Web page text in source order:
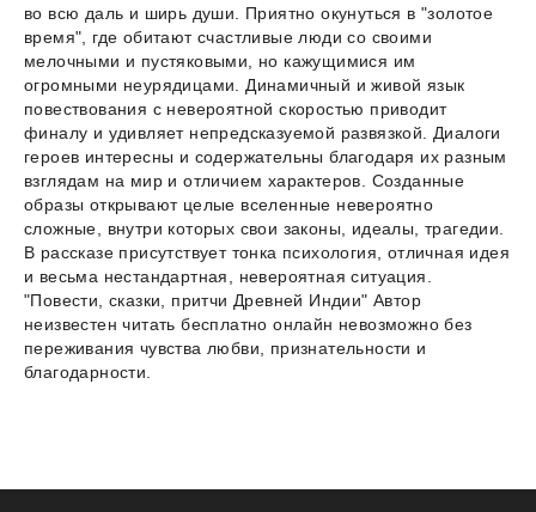
во всю даль и ширь души. Приятно окунуться в "золотое
время", где обитают счастливые люди со своими
мелочными и пустяковыми, но кажущимися им
огромными неурядицами. Динамичный и живой язык
повествования с невероятной скоростью приводит
финалу и удивляет непредсказуемой развязкой. Диалоги
героев интересны и содержательны благодаря их разным
взглядам на мир и отличием характеров. Созданные
образы открывают целые вселенные невероятно
сложные, внутри которых свои законы, идеалы, трагедии.
В рассказе присутствует тонка психология, отличная идея
и весьма нестандартная, невероятная ситуация.
"Повести, сказки, притчи Древней Индии" Автор
неизвестен читать бесплатно онлайн невозможно без
переживания чувства любви, признательности и
благодарности.